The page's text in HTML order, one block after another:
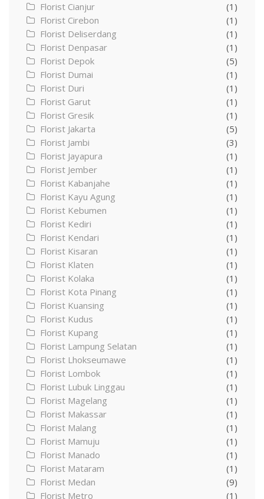
Florist Cianjur
(1)
Florist Cirebon
(1)
Florist Deliserdang
(1)
Florist Denpasar
(1)
Florist Depok
(5)
Florist Dumai
(1)
Florist Duri
(1)
Florist Garut
(1)
Florist Gresik
(1)
Florist Jakarta
(5)
Florist Jambi
(3)
Florist Jayapura
(1)
Florist Jember
(1)
Florist Kabanjahe
(1)
Florist Kayu Agung
(1)
Florist Kebumen
(1)
Florist Kediri
(1)
Florist Kendari
(1)
Florist Kisaran
(1)
Florist Klaten
(1)
Florist Kolaka
(1)
Florist Kota Pinang
(1)
Florist Kuansing
(1)
Florist Kudus
(1)
Florist Kupang
(1)
Florist Lampung Selatan
(1)
Florist Lhokseumawe
(1)
Florist Lombok
(1)
Florist Lubuk Linggau
(1)
Florist Magelang
(1)
Florist Makassar
(1)
Florist Malang
(1)
Florist Mamuju
(1)
Florist Manado
(1)
Florist Mataram
(1)
Florist Medan
(9)
Florist Metro
(1)